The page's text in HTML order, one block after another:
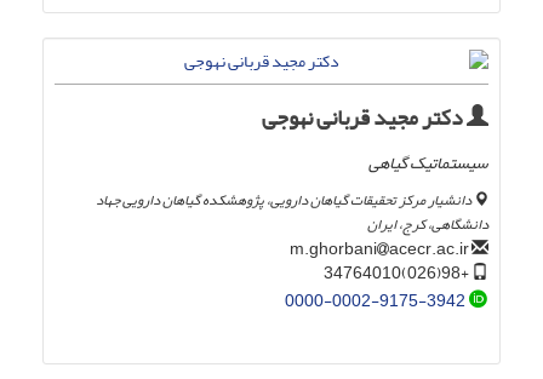
دکتر مجید قربانی نهوجی
سیستماتیک گیاهی
دانشیار مرکز تحقیقات گیاهان دارویی، پژوهشکده گیاهان دارویی جهاد
دانشگاهی، کرج، ایران
acecr.ac.ir
+98(026)34764010
0000-0002-9175-3942